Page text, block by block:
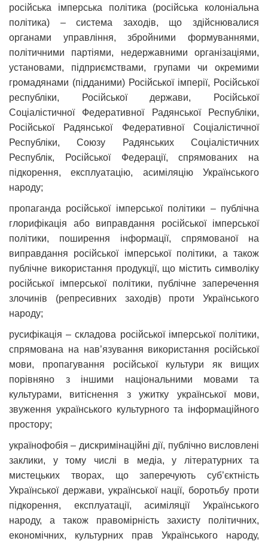
російська імперська політика (російська колоніальна
політика) – система заходів, що здійснювалися
органами управління, збройними формуваннями,
політичними партіями, недержавними організаціями,
установами, підприємствами, групами чи окремими
громадянами (підданими) Російської імперії, Російської
республіки, Російської держави, Російської
Соціалістичної Федеративної Радянської Республіки,
Російської Радянської Федеративної Соціалістичної
Республіки, Союзу Радянських Соціалістичних
Республік, Російської Федерації, спрямованих на
підкорення, експлуатацію, асиміляцію Українського
народу;
пропаганда російської імперської політики – публічна
глорифікація або виправдання російської імперської
політики, поширення інформації, спрямованої на
виправдання російської імперської політики, а також
публічне використання продукції, що містить символіку
російської імперської політики, публічне заперечення
злочинів (репресивних заходів) проти Українського
народу;
русифікація – складова російської імперської політики,
спрямована на нав’язування використання російської
мови, пропагування російської культури як вищих
порівняно з іншими національними мовами та
культурами, витіснення з ужитку української мови,
звуження українського культурного та інформаційного
простору;
українофобія – дискримінаційні дії, публічно висловлені
заклики, у тому числі в медіа, у літературних та
мистецьких творах, що заперечують суб’єктність
Української держави, української нації, боротьбу проти
підкорення, експлуатації, асиміляції Українського
народу, а також правомірність захисту політичних,
економічних, культурних прав Українського народу,